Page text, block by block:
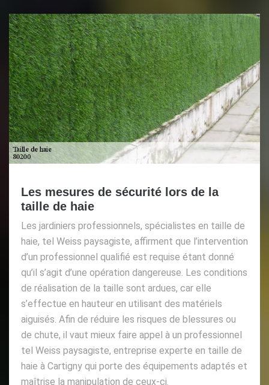
Les mesures de sécurité lors de la
taille de haie
Les jardiniers professionnels, spécialistes en taille de
haie, tel Weiss paysagiste, affirment que l’intervention
d’un professionnel qualifié est requise étant donné
qu’il s’agit d’une opération dangereuse. Les conditions
de réalisation de la taille sont ardues, car elle
s’effectue en hauteur en utilisant des matériels
aiguisés. Afin de réduire les risques de blessures ou
de chute, il vaut mieux faire appel à un professionnel
tel Weiss paysagiste, entreprise experte en taille de
haie à Cartigny qui porte des équipements adaptés et
maîtrise la manipulation de ceux-ci.